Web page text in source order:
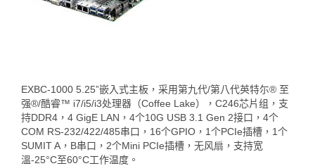
EXBC-1000 5.25”嵌入式主板，采用第九代/第八代英特尓® 至
强®/酷睿™ i7/i5/i3处理器（Coffee Lake），C246芯片组，支
持DDR4，4 GigE LAN，4个10G USB 3.1 Gen 2接口，4个
COM RS-232/422/485串口，16个GPIO，1个PCIe插槽，1个
SUMIT A，B串口，2个Mini PCIe插槽，无风扇，支持宽
溫-25°C至60°C工作温度。